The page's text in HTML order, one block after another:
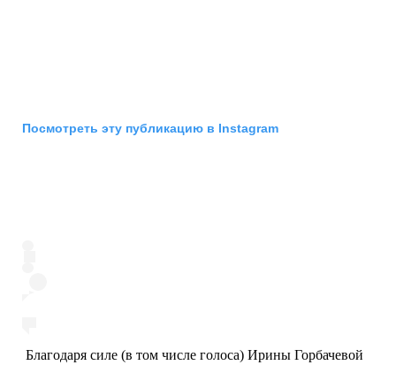
Посмотреть эту публикацию в Instagram
Благодаря силе (в том числе голоса) Ирины Горбачевой